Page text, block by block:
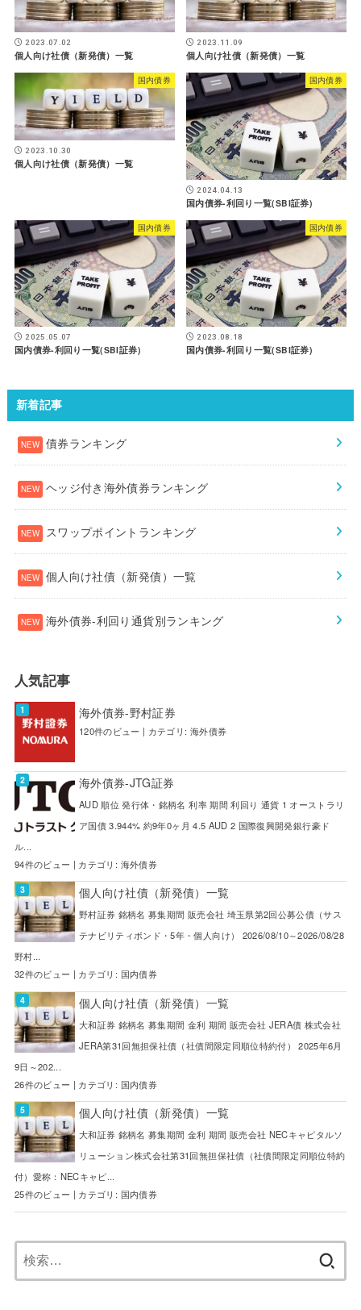
2023.07.02
個人向け社債（新発債）一覧
2023.11.09
個人向け社債（新発債）一覧
国内債券
2023.10.30
個人向け社債（新発債）一覧
国内債券
2024.04.13
国内債券-利回り一覧(SBI証券)
国内債券
2025.05.07
国内債券-利回り一覧(SBI証券)
国内債券
2023.08.18
国内債券-利回り一覧(SBI証券)
新着記事
債券ランキング
ヘッジ付き海外債券ランキング
スワップポイントランキング
個人向け社債（新発債）一覧
海外債券-利回り通貨別ランキング
人気記事
海外債券-野村証券
120件のビュー | カテゴリ: 海外債券
海外債券-JTG証券
AUD 順位 発行体・銘柄名 利率 期間 利回り 通貨 1 オーストラリ
ア国債 3.944% 約9年0ヶ月 4.5 AUD 2 国際復興開発銀行豪ド
ル...
94件のビュー | カテゴリ: 海外債券
個人向け社債（新発債）一覧
野村証券 銘柄名 募集期間 販売会社 埼玉県第2回公募公債（サス
テナビリティボンド・5年・個人向け） 2026/08/10～2026/08/28
野村...
32件のビュー | カテゴリ: 国内債券
個人向け社債（新発債）一覧
大和証券 銘柄名 募集期間 金利 期間 販売会社 JERA債 株式会社
JERA第31回無担保社債（社債間限定同順位特約付） 2025年6月
9日～202...
26件のビュー | カテゴリ: 国内債券
個人向け社債（新発債）一覧
大和証券 銘柄名 募集期間 金利 期間 販売会社 NECキャピタルソ
リューション株式会社第31回無担保社債（社債間限定同順位特約
付）愛称：NECキャピ...
25件のビュー | カテゴリ: 国内債券